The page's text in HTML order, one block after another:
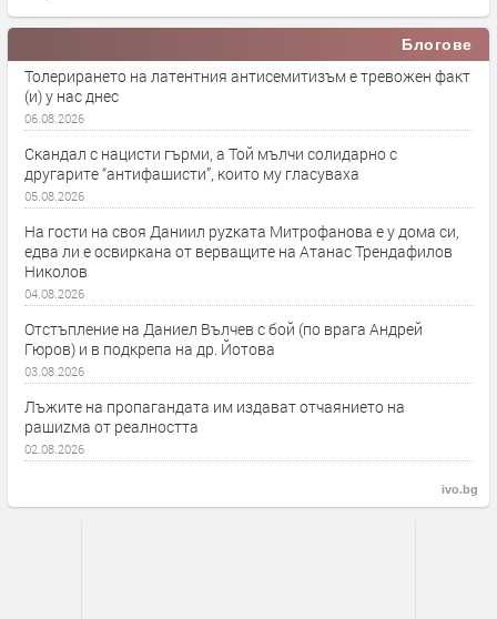
Блогове
Толерирането на латентния антисемитизъм е тревожен факт
(и) у нас днес
06.08.2026
Скандал с нацисти гърми, а Той мълчи солидарно с
другарите “антифашисти”, които му гласуваха
05.08.2026
На гости на своя Даниил руzката Митрофанова е у дома си,
едва ли е освиркана от верващите на Атанас Трендафилов
Николов
04.08.2026
Отстъпление на Даниел Вълчев с бой (по врага Андрей
Гюров) и в подкрепа на др. Йотова
03.08.2026
Лъжите на пропагандата им издават отчаянието на
рашиzма от реалността
02.08.2026
ivo.bg